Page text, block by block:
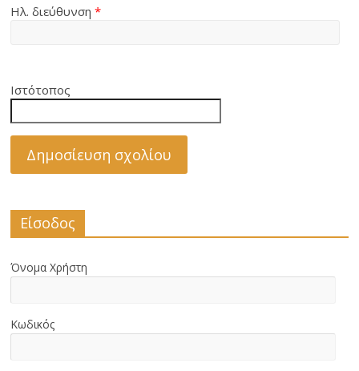
Ηλ. διεύθυνση*
Ιστότοπος
Είσοδος
Όνομα Χρήστη
Κωδικός